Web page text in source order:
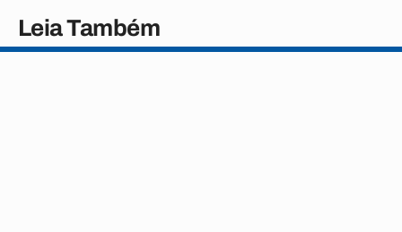
Leia Também